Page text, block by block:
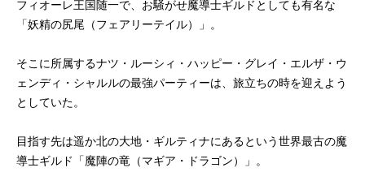
フィオーレ王国随一で、お騒がせ魔導士ギルドとしても有名な
「妖精の尻尾（フェアリーテイル）」。
そこに所属するナツ・ルーシィ・ハッピー・グレイ・エルザ・ウ
ェンディ・シャルルの最強パーティーは、旅立ちの時を迎えよう
としていた。
目指す先は遥か北の大地・ギルティナにあるという世界最古の魔
導士ギルド「魔陣の竜（マギア・ドラゴン）」。